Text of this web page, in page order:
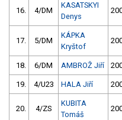
16. 4/DM
KASATSKYI
Denys
17. 5/DM
KÁPKA
Kryštof
18. 6/DM AMBROŽ Jiří
19. 4/U23 HALA Jiří
20. 4/ZS
KUBITA
Tomáš